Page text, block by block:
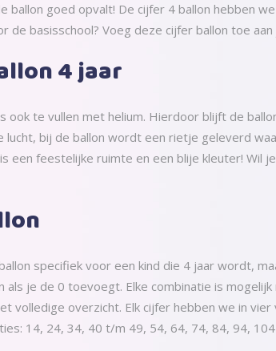
ballon goed opvalt! De cijfer 4 ballon hebben
de basisschool? Voeg deze cijfer ballon toe
4 jaar
ook te vullen met helium. Hierdoor blijft de
lucht, bij de ballon wordt een rietje geleverd
een feestelijke ruimte en een blije kleuter! Wil
specifiek voor een kind die 4 jaar wordt,
als je de 0 toevoegt. Elke combinatie is
volledige overzicht. Elk cijfer hebben we in
14, 24, 34, 40 t/m 49, 54, 64, 74, 84, 94, 104